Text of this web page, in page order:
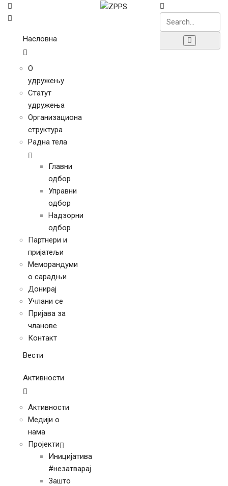
Насловна
О
удружењу
Статут
удружења
Организациона
структура
Радна тела
Главни
одбор
Управни
одбор
Надзорни
одбор
Партнери и
пријатељи
Меморандуми
о сарадњи
Донирај
Учлани се
Пријава за
чланове
Контакт
Вести
Активности
Активности
Медији о
нама
Пројекти
Иницијатива
#незатварај
Зашто